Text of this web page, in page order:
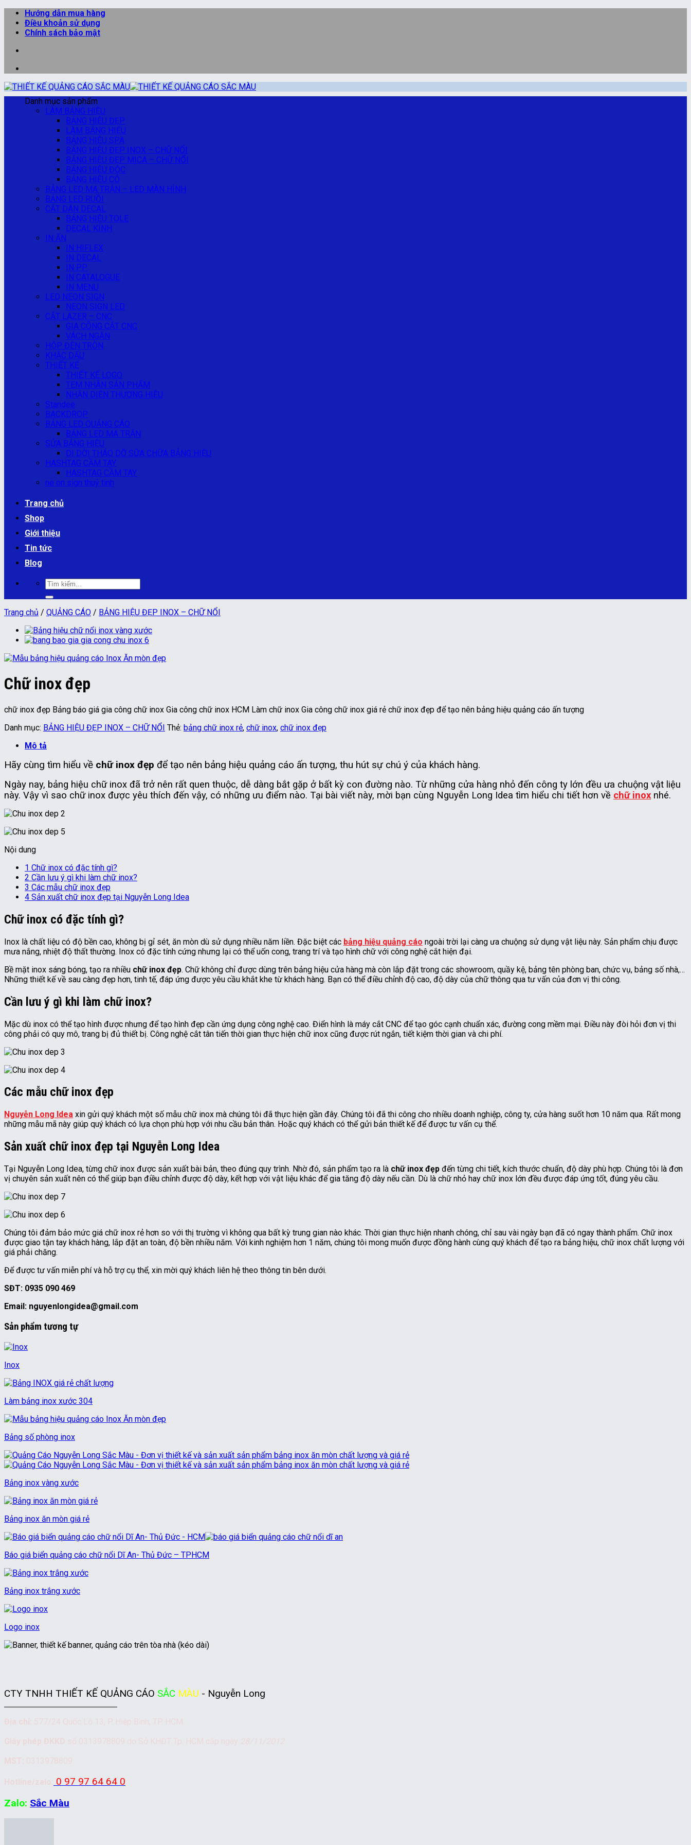
qua
Hướng dẫn mua hàng
Điều khoản sử dụng
Chính sách bảo mật
Danh mục sản phẩm
LÀM BẢNG HIỆU
BẢNG HIỆU ĐẸP
LÀM BẢNG HIỆU
BẢNG HIỆU SPA
BẢNG HIỆU ĐẸP INOX – CHỮ NỔI
BẢNG HIỆU ĐẸP MICA – CHỮ NỔI
BẢNG HIỆU ĐỘC
BẢNG HIỆU CỎ
BẢNG LED MA TRẬN – LED MÀN HÌNH
BẢNG LED RUỒI
CẮT DÁN DECAL
BẢNG HIỆU TOLE
DECAL KÍNH
IN ẤN
IN HIFLEX
IN DECAL
IN PP
IN CATALOGUE
IN MENU
LED NEON SIGN
NEON SIGN LED
CẮT LAZER – CNC
GIA CÔNG CẮT CNC
VÁCH NGĂN
HỘP ĐÈN TRÒN
KHẮC DẤU
THIẾT KẾ
THIẾT KẾ LOGO
TEM NHÃN SẢN PHẨM
NHẬN DIỆN THƯƠNG HIỆU
Standee
BACKDROP
BẢNG LED QUẢNG CÁO
BẢNG LED MA TRẬN
SỬA BẢNG HIỆU
DI DỜI THÁO DỠ SỮA CHỮA BẢNG HIỆU
HASHTAG CẦM TAY
HASHTAG CẦM TAY
ne on sign thuỷ tinh
Trang chủ
Shop
Giới thiệu
Tin tức
Blog
Tìm
kiếm:
Trang chủ / QUẢNG CÁO / BẢNG HIỆU ĐẸP INOX – CHỮ NỔI
Chữ inox đẹp
chữ inox đẹp Bảng báo giá gia công chữ inox Gia công chữ inox HCM Làm chữ inox Gia công chữ inox giá rẻ chữ inox đẹp để tạo nên bảng hiệu quảng cáo ấn tượng
Danh mục: BẢNG HIỆU ĐẸP INOX – CHỮ NỔI Thẻ: bảng chữ inox rẻ, chữ inox, chữ inox đẹp
Mô tả
Hãy cùng tìm hiểu về chữ inox đẹp để tạo nên bảng hiệu quảng cáo ấn tượng, thu hút sự chú ý của khách hàng.
Ngày nay, bảng hiệu chữ inox đã trở nên rất quen thuộc, dễ dàng bắt gặp ở bất kỳ con đường nào. Từ những cửa hàng nhỏ đến công ty lớn đều ưa chuộng vật liệu
này. Vậy vì sao chữ inox được yêu thích đến vậy, có những ưu điểm nào. Tại bài viết này, mời bạn cùng Nguyễn Long Idea tìm hiểu chi tiết hơn về chữ inox nhé.
Nội dung
1 Chữ inox có đặc tính gì?
2 Cần lưu ý gì khi làm chữ inox?
3 Các mẫu chữ inox đẹp
4 Sản xuất chữ inox đẹp tại Nguyễn Long Idea
Chữ inox có đặc tính gì?
Inox là chất liệu có độ bền cao, không bị gỉ sét, ăn mòn dù sử dụng nhiều năm liền. Đặc biệt các bảng hiệu quảng cáo ngoài trời lại càng ưa chuộng sử dụng vật liệu này. Sản phẩm chịu được
mưa nắng, nhiệt độ thất thường. Inox có đặc tính cứng nhưng lại có thể uốn cong, trang trí và tạo hình chữ với công nghệ cắt hiện đại.
Bề mặt inox sáng bóng, tạo ra nhiều chữ inox đẹp. Chữ không chỉ được dùng trên bảng hiệu cửa hàng mà còn lắp đặt trong các showroom, quầy kệ, bảng tên phòng ban, chức vụ, bảng số nhà,…
Những thiết kế về sau càng đẹp hơn, tinh tế, đáp ứng được yêu cầu khắt khe từ khách hàng. Bạn có thể điều chỉnh độ cao, độ dày của chữ thông qua tư vấn của đơn vị thi công.
Cần lưu ý gì khi làm chữ inox?
Mặc dù inox có thể tạo hình được nhưng để tạo hình đẹp cần ứng dụng công nghệ cao. Điển hình là máy cắt CNC để tạo góc cạnh chuẩn xác, đường cong mềm mại. Điều này đòi hỏi đơn vị thi
công phải có quy mô, trang bị đủ thiết bị. Công nghệ cắt tân tiến thời gian thực hiện chữ inox cũng được rút ngắn, tiết kiệm thời gian và chi phí.
Các mẫu chữ inox đẹp
Nguyễn Long Idea xin gửi quý khách một số mẫu chữ inox mà chúng tôi đã thực hiện gần đây. Chúng tôi đã thi công cho nhiều doanh nghiệp, công ty, cửa hàng suốt hơn 10 năm qua. Rất mong
những mẫu mã này giúp quý khách có lựa chọn phù hợp với nhu cầu bản thân. Hoặc quý khách có thể gửi bản thiết kế để được tư vấn cụ thể.
Sản xuất chữ inox đẹp tại Nguyễn Long Idea
Tại Nguyễn Long Idea, từng chữ inox được sản xuất bài bản, theo đúng quy trình. Nhờ đó, sản phẩm tạo ra là chữ inox đẹp đến từng chi tiết, kích thước chuẩn, độ dày phù hợp. Chúng tôi là đơn
vị chuyên sản xuất nên có thể giúp bạn điều chỉnh được độ dày, kết hợp với vật liệu khác để gia tăng độ dày nếu cần. Dù là chữ nhỏ hay chữ inox lớn đều được đáp ứng tốt, đúng yêu cầu.
Chúng tôi đảm bảo mức giá chữ inox rẻ hơn so với thị trường vì không qua bất kỳ trung gian nào khác. Thời gian thực hiện nhanh chóng, chỉ sau vài ngày bạn đã có ngay thành phẩm. Chữ inox
được giao tận tay khách hàng, lắp đặt an toàn, độ bền nhiều năm. Với kinh nghiệm hơn 1 năm, chúng tôi mong muốn được đồng hành cùng quý khách để tạo ra bảng hiệu, chữ inox chất lượng với
giá phải chăng.
Để được tư vấn miễn phí và hỗ trợ cụ thể, xin mời quý khách liên hệ theo thông tin bên dưới.
SĐT: 0935 090 469
Email: nguyenlongidea@gmail.com
Sản phẩm tương tự
Inox
Làm bảng inox xước 304
Bảng số phòng inox
Bảng inox vàng xước
Bảng inox ăn mòn giá rẻ
Báo giá biển quảng cáo chữ nổi Dĩ An- Thủ Đức – TPHCM
Bảng inox trắng xước
Logo inox
CTY TNHH THIẾT KẾ QUẢNG CÁO SẮC MÀU - Nguyễn Long
0 97 97 64 64 0
Zalo: Sắc Màu